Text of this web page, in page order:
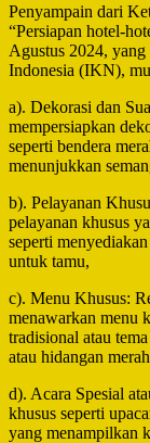
Penyampain dari
“Persiapan hotel-
Agustus 2024,
Indonesia (IKN),
a). Dekorasi dan
mempersiapkan
seperti bendera
menunjukkan
b). Pelayanan
pelayanan khusus
seperti
untuk tamu,
c). Menu Khusus:
menawarkan menu
tradisional atau
atau hidangan
d). Acara Spesial
khusus seperti
yang menampilkan